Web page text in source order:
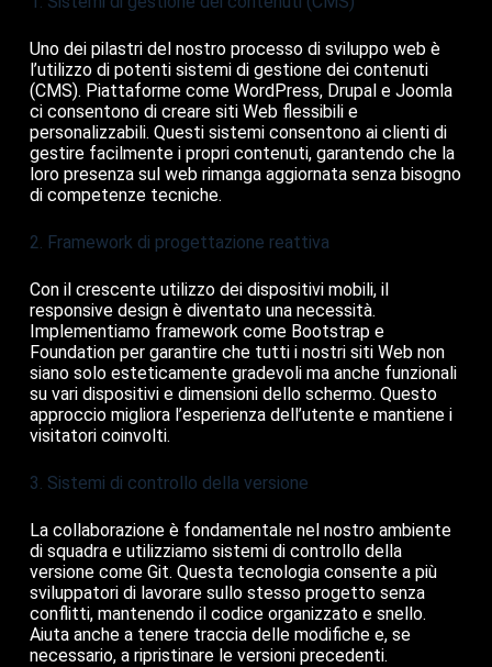
Uno dei pilastri del nostro processo di sviluppo web è
l’utilizzo di potenti sistemi di gestione dei contenuti
(CMS). Piattaforme come WordPress, Drupal e Joomla
ci consentono di creare siti Web flessibili e
personalizzabili. Questi sistemi consentono ai clienti di
gestire facilmente i propri contenuti, garantendo che la
loro presenza sul web rimanga aggiornata senza bisogno
di competenze tecniche.
2. Framework di progettazione reattiva
Con il crescente utilizzo dei dispositivi mobili, il
responsive design è diventato una necessità.
Implementiamo framework come Bootstrap e
Foundation per garantire che tutti i nostri siti Web non
siano solo esteticamente gradevoli ma anche funzionali
su vari dispositivi e dimensioni dello schermo. Questo
approccio migliora l’esperienza dell’utente e mantiene i
visitatori coinvolti.
3. Sistemi di controllo della versione
La collaborazione è fondamentale nel nostro ambiente
di squadra e utilizziamo sistemi di controllo della
versione come Git. Questa tecnologia consente a più
sviluppatori di lavorare sullo stesso progetto senza
conflitti, mantenendo il codice organizzato e snello.
Aiuta anche a tenere traccia delle modifiche e, se
necessario, a ripristinare le versioni precedenti.